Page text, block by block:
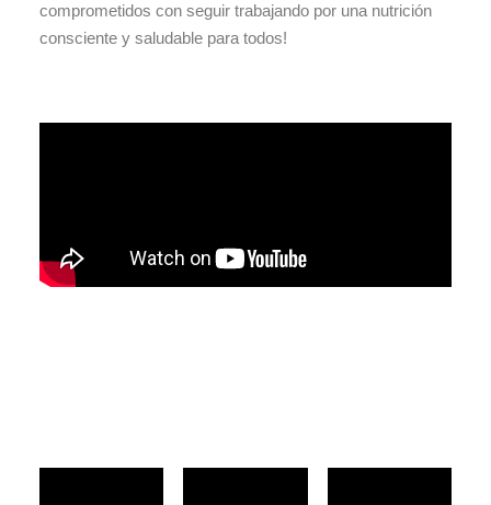
comprometidos con seguir trabajando por una nutrición
consciente y saludable para todos!